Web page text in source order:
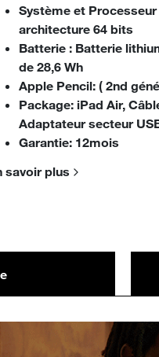
Système et Processeur
architecture 64 bits
Batterie : Batterie
de 28,6 Wh
Apple Pencil: ( 2nd
Package: iPad Air,
Adaptateur secteur
Garantie: 12mois
savoir plus